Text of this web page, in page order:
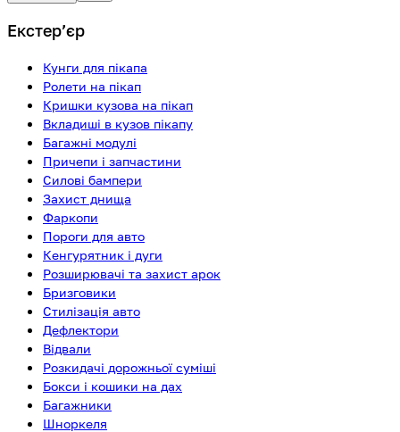
Екстерʼєр
Кунги для пікапа
Ролети на пікап
Кришки кузова на пікап
Вкладиші в кузов пікапу
Багажні модулі
Причепи і запчастини
Силові бампери
Захист днища
Фаркопи
Пороги для авто
Кенгурятник і дуги
Розширювачі та захист арок
Бризговики
Стилізація авто
Дефлектори
Відвали
Розкидачі дорожньої суміші
Бокси і кошики на дах
Багажники
Шноркеля